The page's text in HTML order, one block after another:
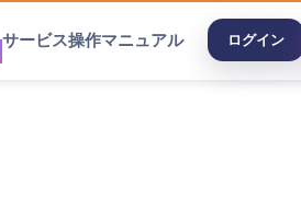
サービス操作マニュアル ログイン